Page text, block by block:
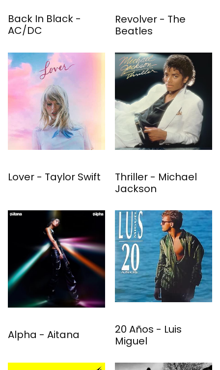
Back In Black -
AC/DC
Revolver - The
Beatles
Lover - Taylor Swift
Thriller - Michael
Jackson
Alpha - Aitana
20 Años - Luis
Miguel